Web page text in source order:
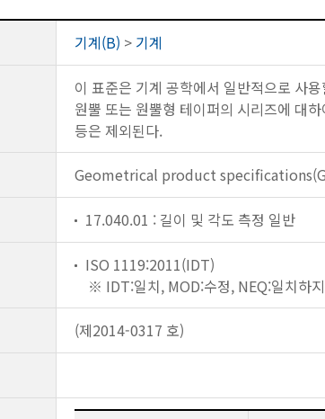
기계(B) > 기계
이 표준은 기계 공학에서 일반적으로 사
원뿔 또는 원뿔형 테이퍼의 시리즈에 대
등은 제외된다.
Geometrical product
17.040.01 : 길이 및 각도 측정 일반
ISO 1119:2011(IDT)
※ IDT:일치, MOD:수정, NEQ:일치하
(제2014-0317 호)